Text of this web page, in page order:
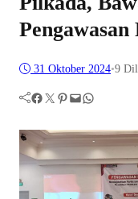
31 Oktober 2024•9
Facebook Twitter Pinterest Mail WhatsApp